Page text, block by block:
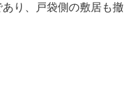
り、戸袋側の敷居も撤